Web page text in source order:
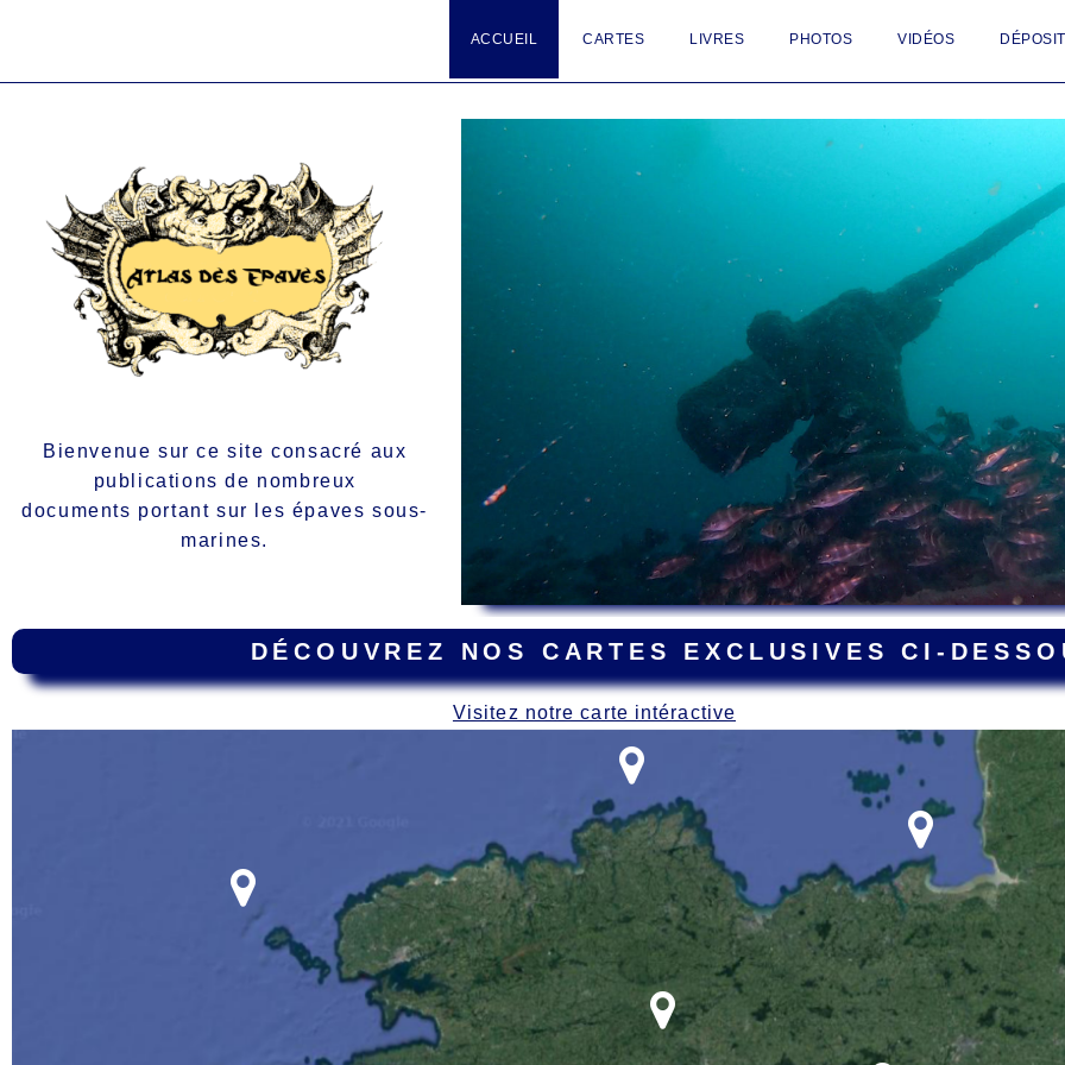
ACCUEIL CARTES LIVRES PHOTOS VIDÉOS
Bienvenue sur ce site consacré aux
publications de nombreux
documents portant sur les épaves sous-
marines.
DÉCOUVREZ NOS CARTES EXCLUSIVES CI-
Visitez notre carte intéractive
des épaves durant la Grande Guerre